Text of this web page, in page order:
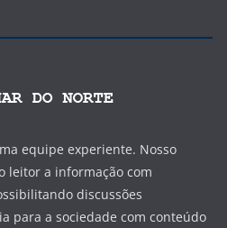
equipe experiente. Nosso
leitor a informação com
discussões
para a sociedade com conteúdo